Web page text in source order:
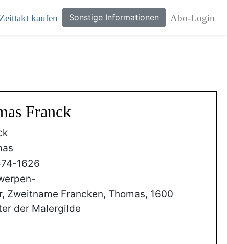
Zeittakt kaufen Sonstige Informationen Abo-Login
Franck
1626
Zweitname Francken, Thomas, 1600
der Malergilde